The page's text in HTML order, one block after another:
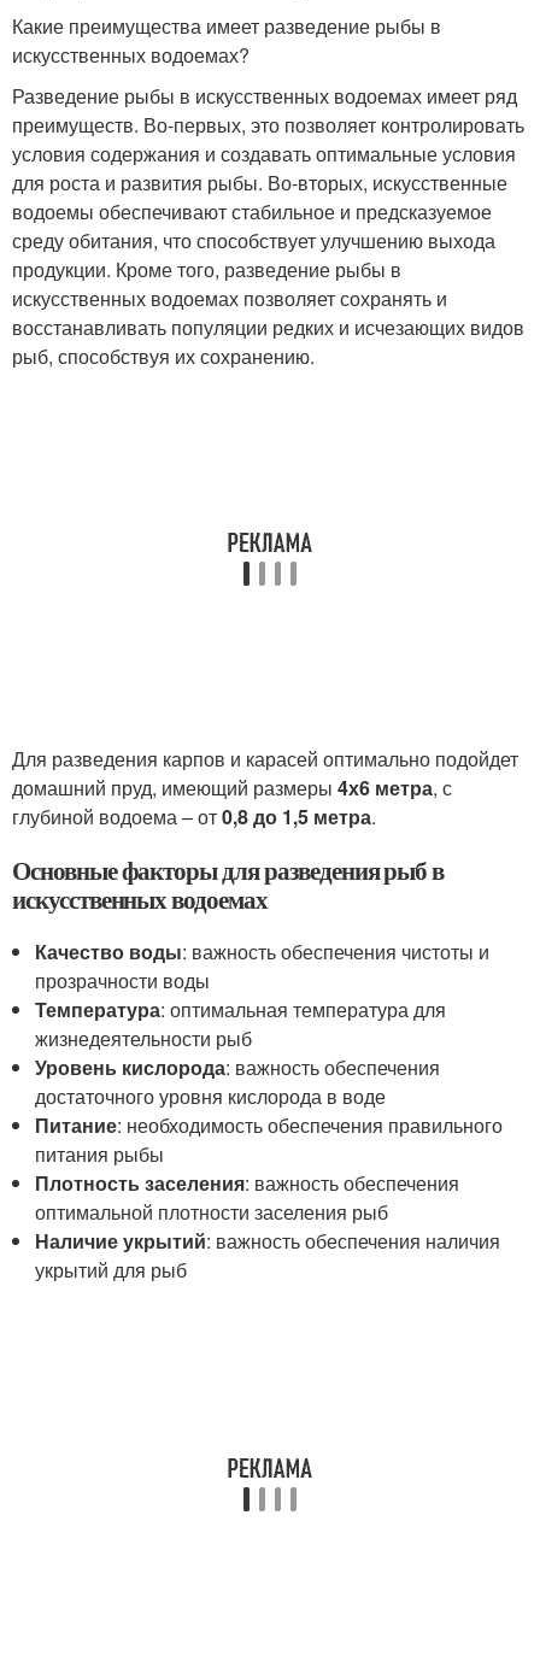
Какие преимущества имеет разведение рыбы в
искусственных водоемах?
Разведение рыбы в искусственных водоемах имеет ряд
преимуществ. Во-первых, это позволяет контролировать
условия содержания и создавать оптимальные условия
для роста и развития рыбы. Во-вторых, искусственные
водоемы обеспечивают стабильное и предсказуемое
среду обитания, что способствует улучшению выхода
продукции. Кроме того, разведение рыбы в
искусственных водоемах позволяет сохранять и
восстанавливать популяции редких и исчезающих видов
рыб, способствуя их сохранению.
Для разведения карпов и карасей оптимально подойдет
домашний пруд, имеющий размеры 4х6 метра, с
глубиной водоема – от0,8 до 1,5 метра.
Основные факторы для разведения рыб в
искусственных водоемах
Качество воды: важность обеспечения чистоты и
прозрачности воды
Температура: оптимальная температура для
жизнедеятельности рыб
Уровень кислорода: важность обеспечения
достаточного уровня кислорода в воде
Питание: необходимость обеспечения правильного
питания рыбы
Плотность заселения: важность обеспечения
оптимальной плотности заселения рыб
Наличие укрытий: важность обеспечения наличия
укрытий для рыб